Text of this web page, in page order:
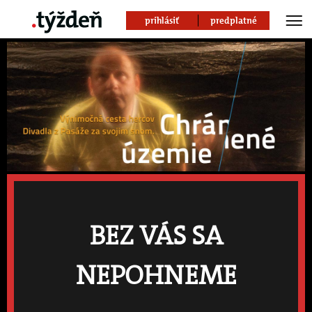
prihlásiť predplatné
BEZ VÁS SA
NEPOHNEME
Chránené územie
Divadlo z Pasáže absolvovalo v roku 2009 trojtýždňové turné v